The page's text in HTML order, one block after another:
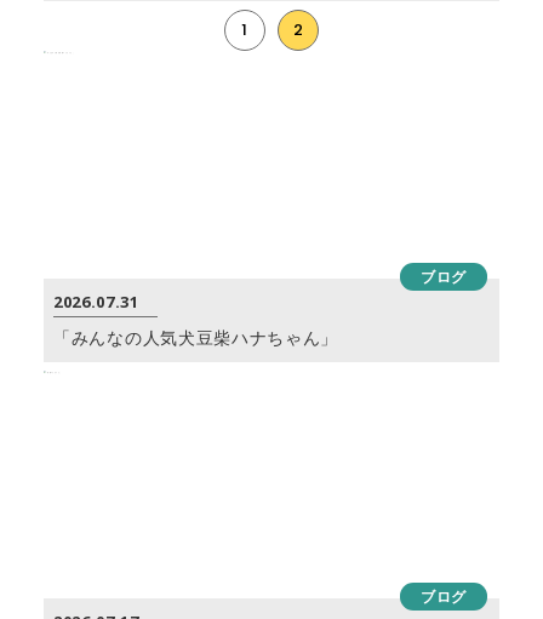
1 2
ブログ
2026.07.31
「みんなの人気犬豆柴ハナちゃん」
ブログ